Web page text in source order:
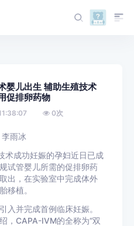
婴儿出生 辅助生殖技术
促排卵药物
0次
雨冰
术成功妊娠的孕妇近日已成
试管婴儿所需的促排卵药
出，在实验室中完成体外
移植。
入并完成首例临床妊娠。
，CAPA-IVM的全称为“双